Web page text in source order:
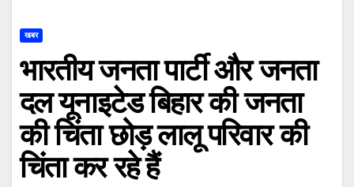
खबर
भारतीय जनता पार्टी और जनता
दल यूनाइटेड बिहार की जनता
की चिंता छोड़ लालू परिवार की
चिंता कर रहे हैं